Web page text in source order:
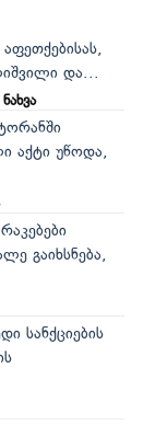
და...
ნახვა
აქტი უწოდა,
გაიხსნება,
სანქციების